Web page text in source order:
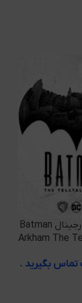
سی دی کی اورجینال Batman
Arkham The
بگیرید .